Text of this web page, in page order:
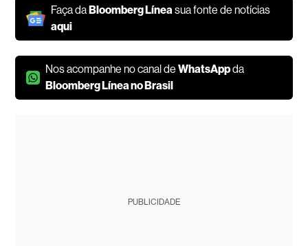
Faça daBloomberg Líneasua fonte de notícias
aqui
Nos acompanhe no canal deWhatsAppda
Bloomberg Línea no Brasil
PUBLICIDADE